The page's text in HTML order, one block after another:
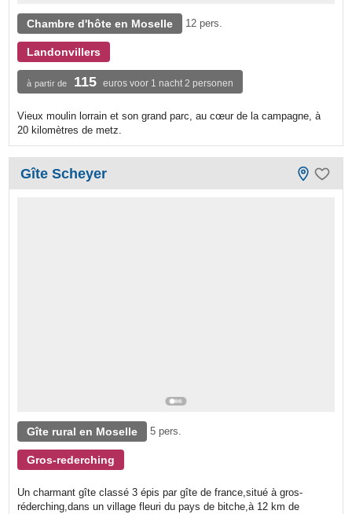
Chambre d'hôte en Moselle 12 pers.
Landonvillers
à partir de 115 euros voor 1 nacht 2 personen
Vieux moulin lorrain et son grand parc, au cœur de la campagne, à
20 kilomètres de metz.
Gîte Scheyer
Gîte rural en Moselle 5 pers.
Gros-rederching
Un charmant gîte classé 3 épis par gîte de france,situé à gros-
réderching,dans un village fleuri du pays de bitche,à 12 km de